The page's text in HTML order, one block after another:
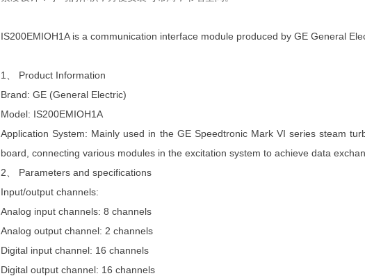
IS200EMIOH1A is a communication interface module produced by GE General
1、 Product Information
Brand: GE (General Electric)
Model: IS200EMIOH1A
Application System: Mainly used in the GE Speedtronic Mark VI series steam
board, connecting various modules in the excitation system to achieve data
2、 Parameters and specifications
Input/output channels:
Analog input channels: 8 channels
Analog output channel: 2 channels
Digital input channel: 16 channels
Digital output channel: 16 channels